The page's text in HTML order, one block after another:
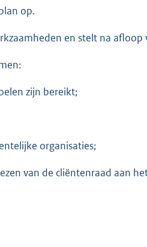
op.
en stelt na
zijn bereikt;
organisaties;
van de cliëntenraad aan